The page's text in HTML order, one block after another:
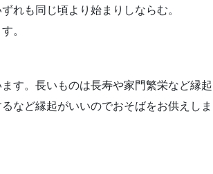
れも同じ頃より始まりしならむ。
。
す。長いものは長寿や家門繁栄など縁起
など縁起がいいのでおそばをお供えしま